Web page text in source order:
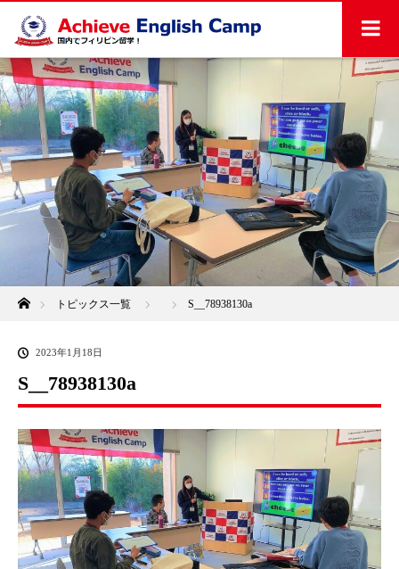
ホームトピックス一覧 S__78938130a
2023年1月18日
S__78938130a